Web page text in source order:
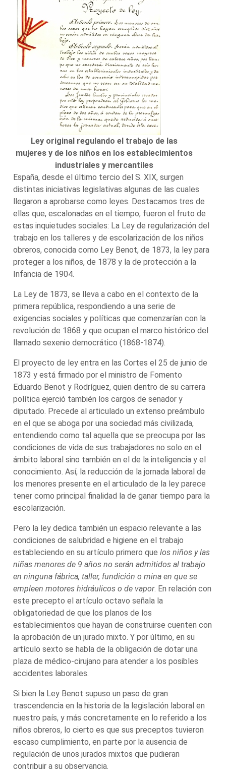
Ley original regulando el trabajo de las
mujeres y de los niños en los establecimientos
industriales y mercantiles
España, desde el último tercio del S. XIX, surgen
distintas iniciativas legislativas algunas de las cuales
llegaron a aprobarse como leyes. Destacamos tres de
ellas que, escalonadas en el tiempo, fueron el fruto de
estas inquietudes sociales: La Ley de regularización del
trabajo en los talleres y de escolarización de los niños
obreros, conocida como Ley Benot, de 1873, la ley para
proteger a los niños, de 1878 y la de protección a la
Infancia de 1904.
La Ley de 1873, se lleva a cabo en el contexto de la
primera república, respondiendo a una serie de
exigencias sociales y políticas que comenzarían con la
revolución de 1868 y que ocupan el marco histórico del
llamado sexenio democrático (1868-1874).
El proyecto de ley entra en las Cortes el 25 de junio de
1873 y está firmado por el ministro de Fomento
Eduardo Benot y Rodríguez, quien dentro de su carrera
política ejerció también los cargos de senador y
diputado. Precede al articulado un extenso preámbulo
en el que se aboga por una sociedad más civilizada,
entendiendo como tal aquella que se preocupa por las
condiciones de vida de sus trabajadores no solo en el
ámbito laboral sino también en el de la inteligencia y el
conocimiento. Así, la reducción de la jornada laboral de
los menores presente en el articulado de la ley parece
tener como principal finalidad la de ganar tiempo para la
escolarización.
Pero la ley dedica también un espacio relevante a las
condiciones de salubridad e higiene en el trabajo
estableciendo en su artículo primero quelos niños y las
niñas menores de 9 años no serán admitidos al trabajo
en ninguna fábrica, taller, fundición o mina en que se
empleen motores hidráulicos o de vapor. En relación con
este precepto el artículo octavo señala la
obligatoriedad de que los planos de los
establecimientos que hayan de construirse cuenten con
la aprobación de un jurado mixto. Y por último, en su
artículo sexto se habla de la obligación de dotar una
plaza de médico-cirujano para atender a los posibles
accidentes laborales.
Si bien la Ley Benot supuso un paso de gran
trascendencia en la historia de la legislación laboral en
nuestro país, y más concretamente en lo referido a los
niños obreros, lo cierto es que sus preceptos tuvieron
escaso cumplimiento, en parte por la ausencia de
regulación de unos jurados mixtos que pudieran
contribuir a su observancia.